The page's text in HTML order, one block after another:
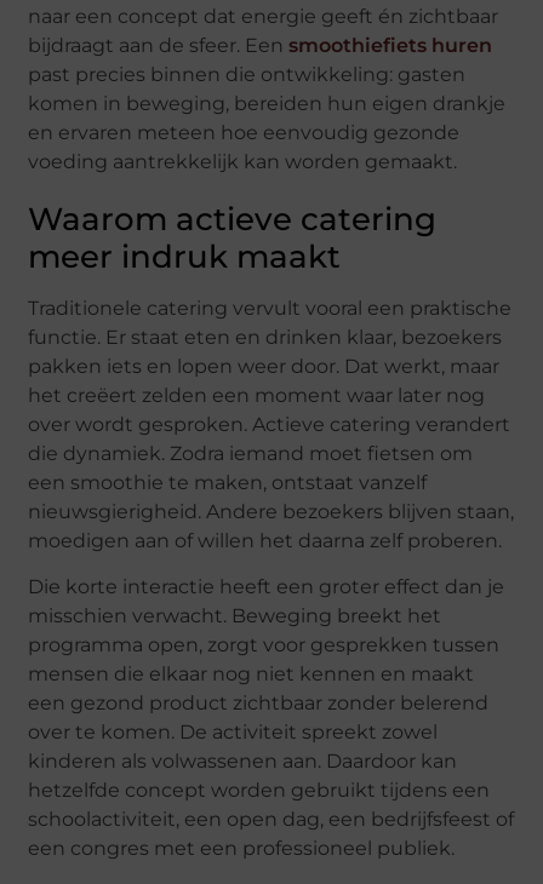
naar een concept dat energie geeft én zichtbaar
bijdraagt aan de sfeer. Een smoothiefiets huren
past precies binnen die ontwikkeling: gasten
komen in beweging, bereiden hun eigen drankje
en ervaren meteen hoe eenvoudig gezonde
voeding aantrekkelijk kan worden gemaakt.
Waarom actieve catering
meer indruk maakt
Traditionele catering vervult vooral een praktische
functie. Er staat eten en drinken klaar, bezoekers
pakken iets en lopen weer door. Dat werkt, maar
het creëert zelden een moment waar later nog
over wordt gesproken. Actieve catering verandert
die dynamiek. Zodra iemand moet fietsen om
een smoothie te maken, ontstaat vanzelf
nieuwsgierigheid. Andere bezoekers blijven staan,
moedigen aan of willen het daarna zelf proberen.
Die korte interactie heeft een groter effect dan je
misschien verwacht. Beweging breekt het
programma open, zorgt voor gesprekken tussen
mensen die elkaar nog niet kennen en maakt
een gezond product zichtbaar zonder belerend
over te komen. De activiteit spreekt zowel
kinderen als volwassenen aan. Daardoor kan
hetzelfde concept worden gebruikt tijdens een
schoolactiviteit, een open dag, een bedrijfsfeest of
een congres met een professioneel publiek.